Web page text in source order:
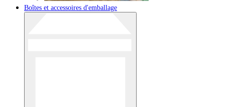
Boîtes et accessoires d'emballage